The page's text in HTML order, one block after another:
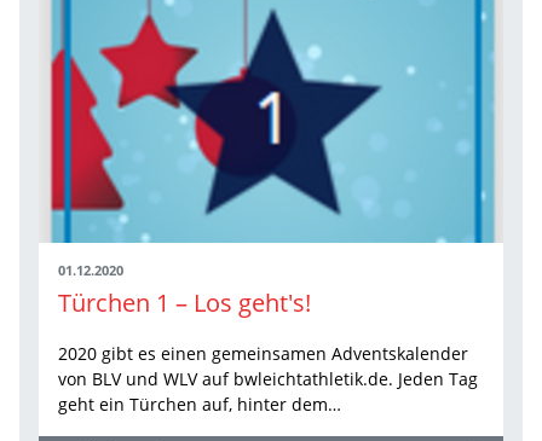
01.12.2020
Türchen 1 – Los geht's!
2020 gibt es einen gemeinsamen Adventskalender
von BLV und WLV auf bwleichtathletik.de. Jeden Tag
geht ein Türchen auf, hinter dem…